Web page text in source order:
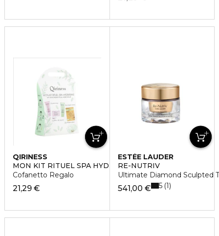
QIRINESS
MON KIT RITUEL SPA HYDRATANT
Cofanetto Regalo
21,29 €
ESTÉE LAUDER
RE-NUTRIV
Ultimate Diamond Sculpted
541,00 € 5 1